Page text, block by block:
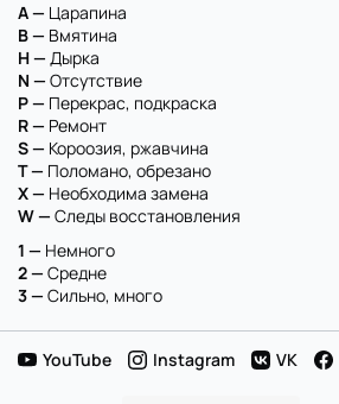
A — Царапина
B — Вмятина
H — Дырка
N — Отсутствие
P — Перекрас, подкраска
R — Ремонт
S — Короозия, ржавчина
T — Поломано, обрезано
X — Необходима замена
W — Следы восстановления
1 — Немного
2 — Средне
3 — Сильно, много
YouTube Instagram VK